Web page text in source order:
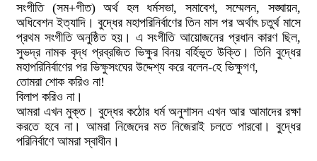
সংগীতি (সম+গীত) অর্থ হল ধর্মসভা, সমাবেশ, সম্মেলন, সঙ্ঘায়ন,
অধিবেশন ইত্যাদি। বুদ্ধের মহাপরিনির্বাণের তিন মাস পর অর্থাৎ চতুর্থ মাসে
প্রথম সংগীতি অনুষ্ঠিত হয়। এ সংগীতি আয়োজনের প্রধান কারণ ছিল,
সুভদ্র নামক বৃদ্ধ প্রব্রজিত ভিক্ষুর বিনয় বর্হিভূত উক্তি। তিনি বুদ্ধের
মহাপরিনির্বাণের পর ভিক্ষুসংঘের উদ্দেশ্য করে বলেন-হে ভিক্ষুগণ,
তোমরা শোক করিও না!
বিলাপ করিও না।
আমরা এখন মুক্ত। বুদ্ধের কঠোর ধর্ম অনুশাসন এখন আর আমাদের রক্ষা
করতে হবে না। আমরা নিজেদের মত নিজেরাই চলতে পারবো। বুদ্ধের
পরিনির্বাণে আমরা স্বাধীন।